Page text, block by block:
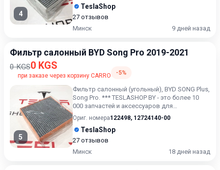
4
TeslaShop
27 отзывов
Минск
9 дней назад
Фильтр салонный BYD Song Pro 2019-2021
0 KGS0 KGS
при заказе через корзину CARRO -5%
5
Фильтр салонный (угольный), BYD SONG Plus,
Song Pro. *** TESLASHOP BY - это более 10
000 запчастей и аксессуаров для
TESLAModel 3, Model X,...
Ориг. номера122498, 12724140-00
TeslaShop
27 отзывов
Минск
18 дней назад